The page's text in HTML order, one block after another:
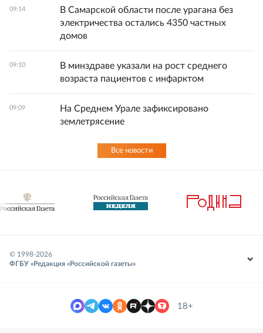
09:14
В Самарской области после урагана без
электричества остались 4350 частных
домов
09:10
В минздраве указали на рост среднего
возраста пациентов с инфарктом
09:09
На Среднем Урале зафиксировано
землетрясение
Все новости
© 1998-2026
ФГБУ «Редакция «Российской газеты»
18+